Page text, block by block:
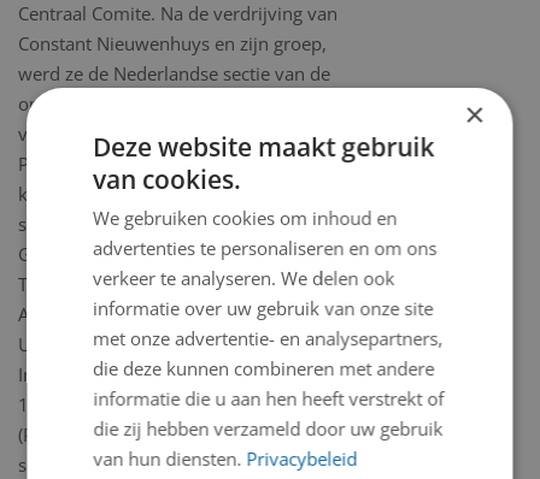
Centraal Comite. Na de verdrijving van
Constant Nieuwenhuys en zijn groep,
werd ze de Nederlandse sectie van de
organisatie. In 1968 drukte en
verspreide zij revolutionaire affiches in
Prijs. In 1970 verliet ze Jorn en ze
keerde terug naar Amsterdam. Een
samenvatting van haar c.v.: 1959: lid
Gruppe Spur/1958-1961: assistente
Toegepaste kunst Stedelijk Museum
Amsterdam, Kunstgeschiedenis
UvA/1960-1962: lid van de
Internationale Situationniste/1960-
1962: ‘Atelier 17′, Stanley Hayter
(Parijs, Frankrijk)/1962: eerste
solotentoonstelling Gallery Delta
×
Deze website maakt gebruik
van cookies.
We gebruiken cookies om inhoud en
advertenties te personaliseren en om ons
verkeer te analyseren. We delen ook
informatie over uw gebruik van onze site
met onze advertentie- en analysepartners,
die deze kunnen combineren met andere
informatie die u aan hen heeft verstrekt of
die zij hebben verzameld door uw gebruik
van hun diensten. Privacybeleid